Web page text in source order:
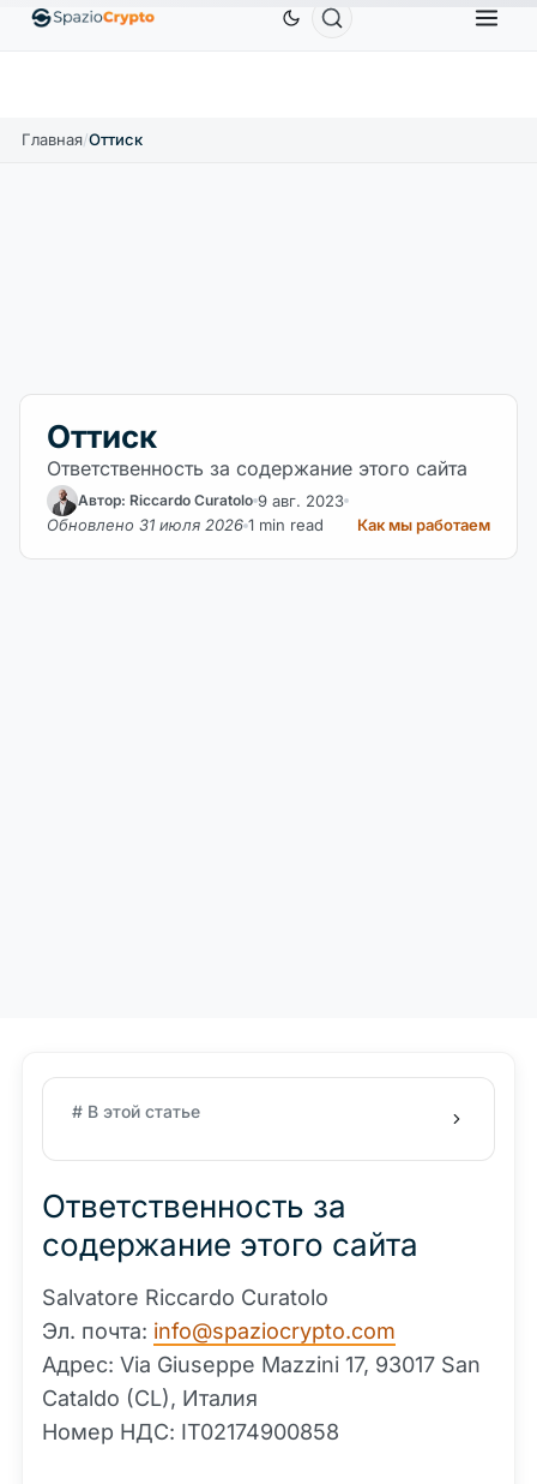
EthereumETH1 880,58 $ Tether USDT BNB
Главная/Оттиск
Оттиск
Ответственность за содержание этого сайта
Автор: Riccardo Curatolo 9 авг. 2023
Обновлено 31 июля 2026 1 min read Как мы работаем
# В этой статье
Ответственность за
содержание этого сайта
Salvatore Riccardo Curatolo
Эл. почта: info@spaziocrypto.com
Адрес: Via Giuseppe Mazzini 17, 93017 San
Cataldo (CL), Италия
Номер НДС: IT02174900858